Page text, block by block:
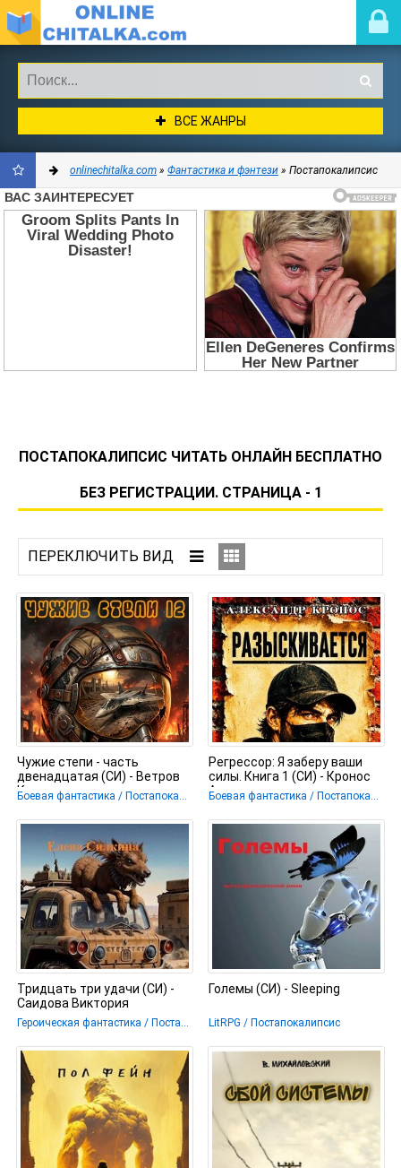
ВСЕ ЖАНРЫ
ДОБАВИТЬ
onlinechitalka.com » Фантастика и фэнтези » Постапокалипсис
ПОСТАПОКАЛИПСИС ЧИТАТЬ ОНЛАЙН БЕСПЛАТНО
БЕЗ РЕГИСТРАЦИИ. СТРАНИЦА - 1
Чужие степи - часть
двенадцатая (СИ) - Ветров
Клим
Боевая фантастика / Постапокалипсис
Регрессор: Я заберу ваши
силы. Книга 1 (СИ) - Кронос
Александр
Боевая фантастика / Постапокалипсис / Попаданцы
Тридцать три удачи (СИ) -
Саидова Виктория
Героическая фантастика / Постапокалипсис
Големы (СИ) - Sleeping
LitRPG / Постапокалипсис